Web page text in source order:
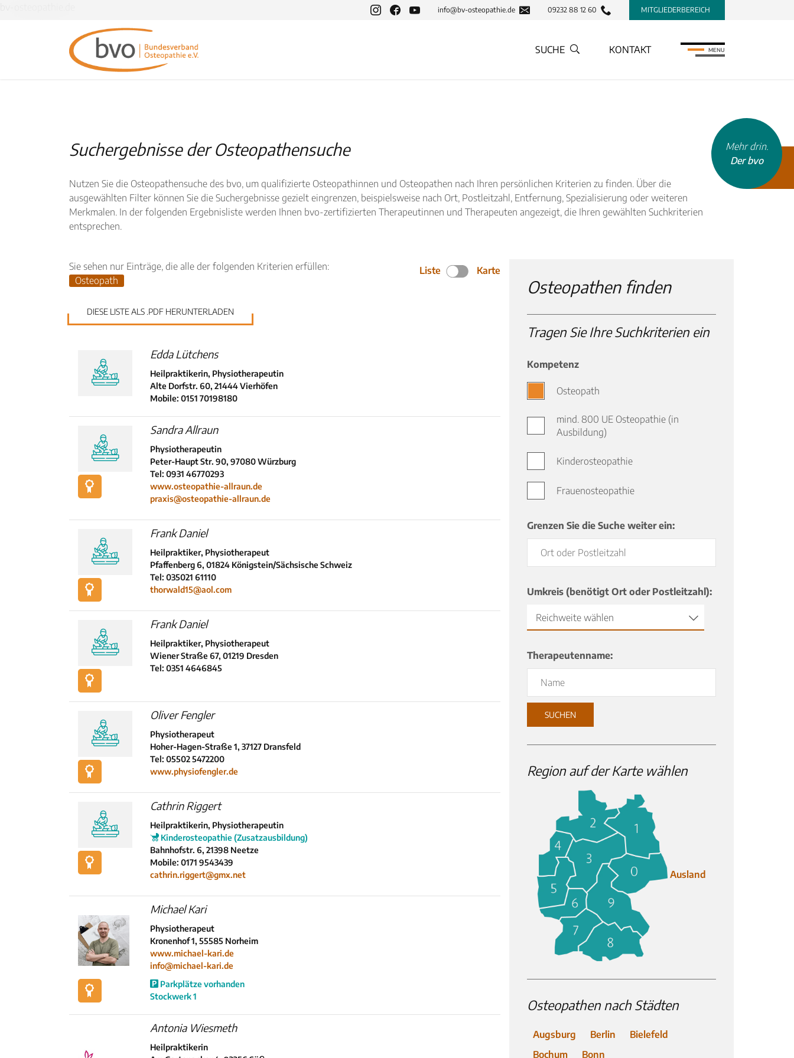
info@bv-osteopathie.de 09232 88 12 60 MITGLIEDERBEREICH
SUCHE KONTAKT MENU
Suchergebnisse der Osteopathensuche
Nutzen Sie die Osteopathensuche des bvo, um qualifizierte Osteopathinnen und Osteopathen nach Ihren persönlichen Kriterien zu finden. Über die
ausgewählten Filter können Sie die Suchergebnisse gezielt eingrenzen, beispielsweise nach Ort, Postleitzahl, Entfernung, Spezialisierung oder weiteren
Merkmalen. In der folgenden Ergebnisliste werden Ihnen bvo-zertifizierten Therapeutinnen und Therapeuten angezeigt, die Ihren gewählten Suchkriterien
entsprechen.
Liste Karte
Sie sehen nur Einträge, die alle der folgenden Kriterien erfüllen:
Osteopath
DIESE LISTE ALS .PDF HERUNTERLADEN
Edda Lütchens
Heilpraktikerin, Physiotherapeutin
Alte Dorfstr. 60, 21444 Vierhöfen
Mobile: 0151 70198180
Sandra Allraun
Physiotherapeutin
Peter-Haupt Str. 90, 97080 Würzburg
Tel: 0931 46770293
www.osteopathie-allraun.de
praxis@osteopathie-allraun.de
Frank Daniel
Heilpraktiker, Physiotherapeut
Pfaffenberg 6, 01824 Königstein/Sächsische Schweiz
Tel: 035021 61110
thorwald15@aol.com
Frank Daniel
Heilpraktiker, Physiotherapeut
Wiener Straße 67, 01219 Dresden
Tel: 0351 4646845
Oliver Fengler
Physiotherapeut
Hoher-Hagen-Straße 1, 37127 Dransfeld
Tel: 05502 5472200
www.physiofengler.de
Cathrin Riggert
Heilpraktikerin, Physiotherapeutin
Kinderosteopathie (Zusatzausbildung)
Bahnhofstr. 6, 21398 Neetze
Mobile: 0171 9543439
cathrin.riggert@gmx.net
Michael Kari
Physiotherapeut
Kronenhof 1, 55585 Norheim
www.michael-kari.de
info@michael-kari.de
Parkplätze vorhanden
Stockwerk 1
Antonia Wiesmeth
Heilpraktikerin
Osteopathen finden
Tragen Sie Ihre Suchkriterien ein
Kompetenz
Osteopath
mind. 800 UE Osteopathie (in
Ausbildung)
Kinderosteopathie
Frauenosteopathie
Grenzen Sie die Suche weiter ein:
Umkreis (benötigt Ort oder Postleitzahl):
Reichweite wählen
Therapeutenname:
SUCHEN
Region auf der Karte wählen
Ausland
Osteopathen nach Städten
Augsburg Berlin
Bielefeld
Bochum
Bonn
Mehr drin.
Der bvo
INHALTSTYP
Therapeuten
Neuigkeiten
Kleinanzeigen
Veranstaltungen